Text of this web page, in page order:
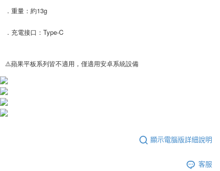
．重量：約13g
．充電接口：Type-C
⚠️蘋果平板系列皆不適用，僅適用安卓系統設備
顯示電腦版詳細說明
客服